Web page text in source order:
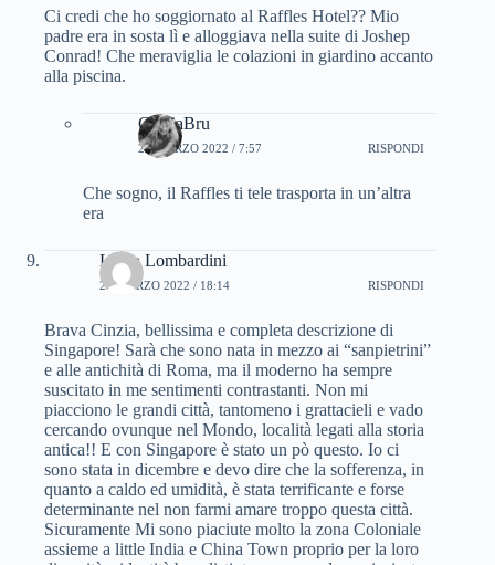
Ci credi che ho soggiornato al Raffles Hotel?? Mio
padre era in sosta lì e alloggiava nella suite di Joshep
Conrad! Che meraviglia le colazioni in giardino accanto
alla piscina.
CinziaBru
25 MARZO 2022 / 7:57 RISPONDI
Che sogno, il Raffles ti tele trasporta in un’altra
era
Laura Lombardini
25 MARZO 2022 / 18:14 RISPONDI
Brava Cinzia, bellissima e completa descrizione di
Singapore! Sarà che sono nata in mezzo ai “sanpietrini”
e alle antichità di Roma, ma il moderno ha sempre
suscitato in me sentimenti contrastanti. Non mi
piacciono le grandi città, tantomeno i grattacieli e vado
cercando ovunque nel Mondo, località legati alla storia
antica!! E con Singapore è stato un pò questo. Io ci
sono stata in dicembre e devo dire che la sofferenza, in
quanto a caldo ed umidità, è stata terrificante e forse
determinante nel non farmi amare troppo questa città.
Sicuramente Mi sono piaciute molto la zona Coloniale
assieme a little India e China Town proprio per la loro